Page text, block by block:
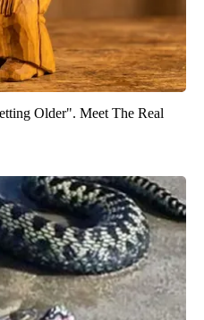
Older". Meet The Real